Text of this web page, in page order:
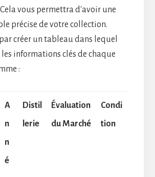
vous permettra d'avoir une
précise de votre collection.
créer un tableau dans lequel
informations clés de chaque
:
A
n
n
é
Distil
lerie
Évaluation
du Marché
Condi
tion